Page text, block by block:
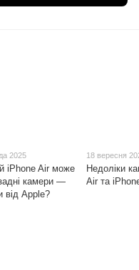
2025
iPhone Air може
камери —
від Apple?
18 вересня
Недоліки
Air та